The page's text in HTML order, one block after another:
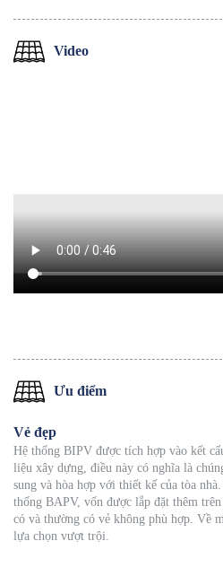
Video
Ưu điểm
Vẻ đẹp
Hệ thống BIPV được tích hợp vào kết
liệu xây dựng, điều này có nghĩa là
sung và hòa hợp với thiết kế của tòa
thống BAPV, vốn được lắp đặt thêm
có và thường có vẻ không phù hợp. Về
lựa chọn vượt trội.